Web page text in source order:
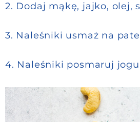
2. Dodaj mąkę, jajko, olej,
3. Naleśniki usmaż na
4. Naleśniki posmaruj